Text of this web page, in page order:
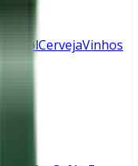
ÁlcoolCervejaVinhos